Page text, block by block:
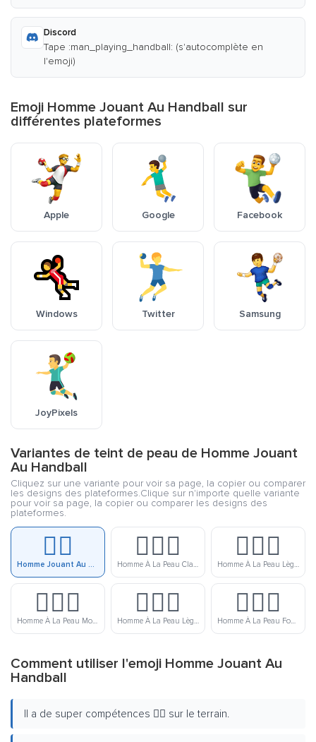
Discord
Tape :man_playing_handball: (s'autocomplète en
l'emoji)
Emoji Homme Jouant Au Handball sur
différentes plateformes
Apple Google Facebook
Windows Twitter Samsung
JoyPixels
Variantes de teint de peau de Homme Jouant
Au Handball
Cliquez sur une variante pour voir sa page, la copier ou comparer
les designs des plateformes.Clique sur n'importe quelle variante
pour voir sa page, la copier ou comparer les designs des
plateformes.
🤾‍♂️
Homme Jouant Au Handball
🤾🏻‍♂️
Homme À La Peau Clair Jouant Au Handball
🤾🏼‍♂️
Homme À La Peau Lègerement Clair Jouant Au Handball
🤾🏽‍♂️
Homme À La Peau Moyenne Jouant Au Handball
🤾🏾‍♂️
Homme À La Peau Lègerement Foncé Jouant Au Handball
🤾🏿‍♂️
Homme À La Peau Foncé Jouant Au Handball
Comment utiliser l'emoji Homme Jouant Au
Handball
Il a de super compétences 🤾‍♂️ sur le terrain.